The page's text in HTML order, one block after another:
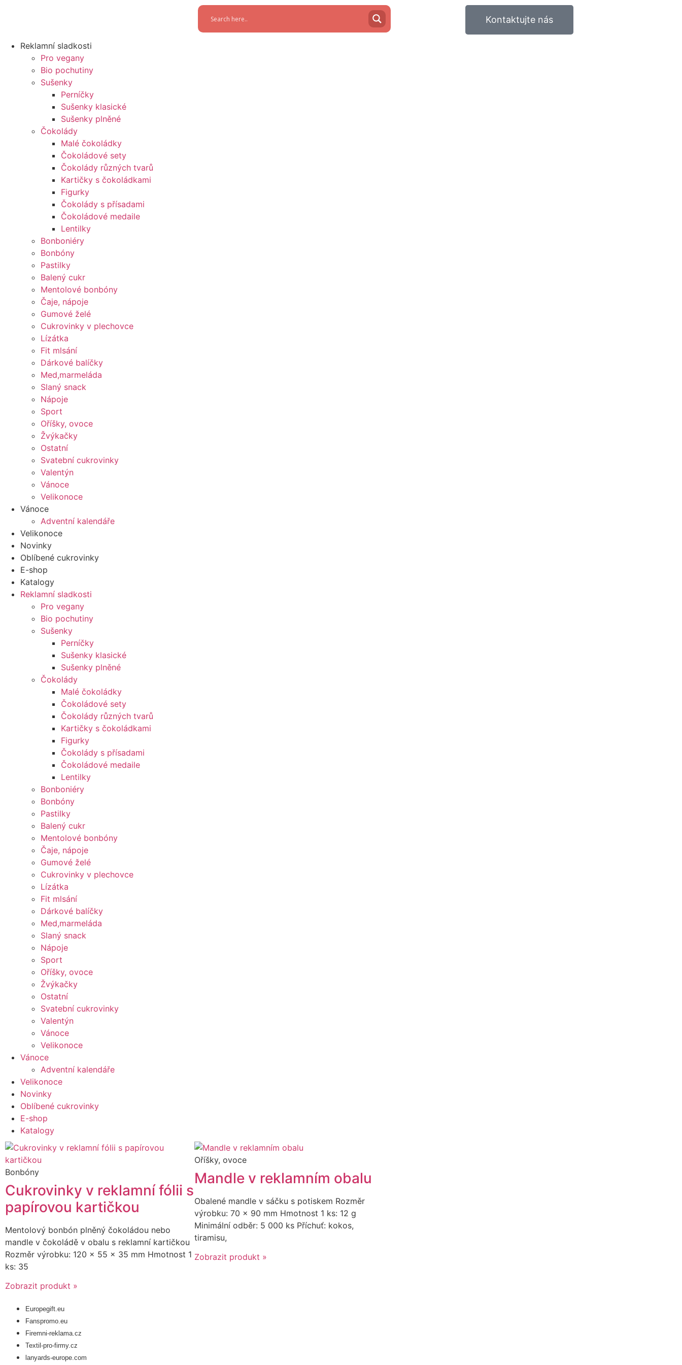
Kontaktujte nás
Reklamní sladkosti
Pro vegany
Bio pochutiny
Sušenky
Perníčky
Sušenky klasické
Sušenky plněné
Čokolády
Malé čokoládky
Čokoládové sety
Čokolády různých tvarů
Kartičky s čokoládkami
Figurky
Čokolády s přísadami
Čokoládové medaile
Lentilky
Bonboniéry
Bonbóny
Pastilky
Balený cukr
Mentolové bonbóny
Čaje, nápoje
Gumové želé
Cukrovinky v plechovce
Lízátka
Fit mlsání
Dárkové balíčky
Med,marmeláda
Slaný snack
Nápoje
Sport
Oříšky, ovoce
Žvýkačky
Ostatní
Svatební cukrovinky
Valentýn
Vánoce
Velikonoce
Vánoce
Adventní kalendáře
Velikonoce
Novinky
Oblíbené cukrovinky
E-shop
Katalogy
Reklamní sladkosti
Pro vegany
Bio pochutiny
Sušenky
Perníčky
Sušenky klasické
Sušenky plněné
Čokolády
Malé čokoládky
Čokoládové sety
Čokolády různých tvarů
Kartičky s čokoládkami
Figurky
Čokolády s přísadami
Čokoládové medaile
Lentilky
Bonboniéry
Bonbóny
Pastilky
Balený cukr
Mentolové bonbóny
Čaje, nápoje
Gumové želé
Cukrovinky v plechovce
Lízátka
Fit mlsání
Dárkové balíčky
Med,marmeláda
Slaný snack
Nápoje
Sport
Oříšky, ovoce
Žvýkačky
Ostatní
Svatební cukrovinky
Valentýn
Vánoce
Velikonoce
Vánoce
Adventní kalendáře
Velikonoce
Novinky
Oblíbené cukrovinky
E-shop
Katalogy
Bonbóny
Cukrovinky v reklamní fólii s
papírovou kartičkou
Mentolový bonbón plněný čokoládou nebo
mandle v čokoládě v obalu s reklamní kartičkou
Rozměr výrobku: 120 x 55 x 35 mm Hmotnost 1
ks: 35
Zobrazit produkt »
Oříšky, ovoce
Mandle v reklamním obalu
Obalené mandle v sáčku s potiskem Rozměr
výrobku: 70 x 90 mm Hmotnost 1 ks: 12 g
Minimální odběr: 5 000 ks Příchuť: kokos,
tiramisu,
Zobrazit produkt »
Europegift.eu
Fanspromo.eu
Firemni-reklama.cz
Textil-pro-firmy.cz
lanyards-europe.com